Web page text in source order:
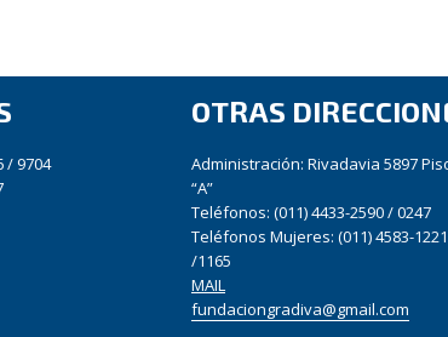
/ 9704
OTRAS
Administración: Rivadavia 5897
“A”
Teléfonos: (011) 4433-2590 / 0247
Teléfonos Mujeres: (011) 4583-
/1165
MAIL
fundaciongradiva@gmail.com